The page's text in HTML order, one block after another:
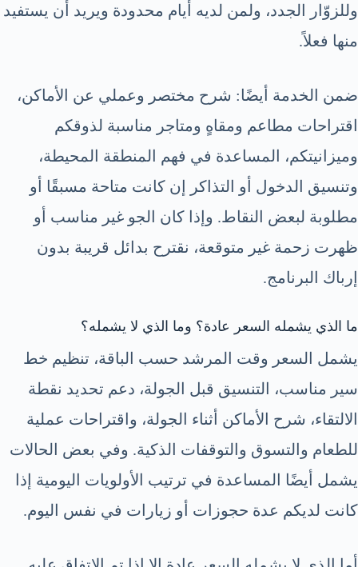
وللزوّار الجدد، ولمن لديه أيام محدودة ويريد أن يستفيد
منها فعلاً.
ضمن الخدمة أيضًا: شرح مختصر وعملي عن الأماكن،
اقتراحات مطاعم ومقاهٍ ومتاجر مناسبة لذوقكم
وميزانيتكم، المساعدة في فهم المنطقة المحيطة،
وتنسيق الدخول أو التذاكر إن كانت متاحة مسبقًا أو
مطلوبة لبعض النقاط. وإذا كان الجو غير مناسب أو
ظهرت زحمة غير متوقعة، نقترح بدائل قريبة بدون
إرباك البرنامج.
ما الذي يشمله السعر عادة؟ وما الذي لا يشمله؟
يشمل السعر وقت المرشد حسب الباقة، تنظيم خط
سير مناسب، التنسيق قبل الجولة، دعم تحديد نقطة
الالتقاء، شرح الأماكن أثناء الجولة، واقتراحات عملية
للطعام والتسوق والتوقفات الذكية. وفي بعض الحالات
يشمل أيضًا المساعدة في ترتيب الأولويات اليومية إذا
كانت لديكم عدة حجوزات أو زيارات في نفس اليوم.